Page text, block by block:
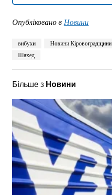
Опубліковано в Новини
вибухи Новини Кіровоградщини
Шахед
Більше з Новини